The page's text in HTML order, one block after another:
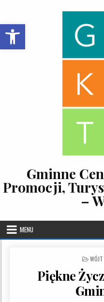
Open toolbar
Gminne
Promocji,
–
MENU
Piękne